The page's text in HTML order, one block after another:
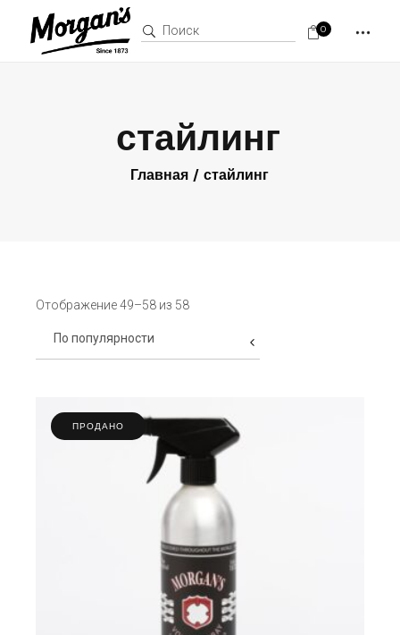
Поиск: 0
стайлинг
Главная стайлинг
Отображение 49–58 из 58
По популярности
ПРОДАНО